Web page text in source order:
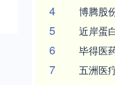
4 博腾股
5 近岸蛋
6 毕得医
7 五洲医